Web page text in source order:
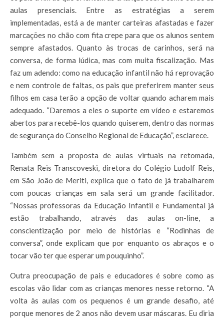
aulas presenciais. Entre as estratégias a serem
implementadas, está a de manter carteiras afastadas e fazer
marcações no chão com fita crepe para que os alunos sentem
sempre afastados. Quanto às trocas de carinhos, será na
conversa, de forma lúdica, mas com muita fiscalização. Mas
faz um adendo: como na educação infantil não há reprovação
e nem controle de faltas, os pais que preferirem manter seus
filhos em casa terão a opção de voltar quando acharem mais
adequado. “Daremos a eles o suporte em vídeo e estaremos
abertos para recebê-los quando quiserem, dentro das normas
de segurança do Conselho Regional de Educação”, esclarece.
Também sem a proposta de aulas virtuais na retomada,
Renata Reis Transcoveski, diretora do Colégio Ludolf Reis,
em São João de Meriti, explica que o fato de já trabalharem
com poucas crianças em sala será um grande facilitador.
“Nossas professoras da Educação Infantil e Fundamental já
estão trabalhando, através das aulas on-line, a
conscientização por meio de histórias e “Rodinhas de
conversa”, onde explicam que por enquanto os abraços e o
tocar vão ter que esperar um pouquinho”.
Outra preocupação de pais e educadores é sobre como as
escolas vão lidar com as crianças menores nesse retorno. “A
volta às aulas com os pequenos é um grande desafio, até
porque menores de 2 anos não devem usar máscaras. Eu diria